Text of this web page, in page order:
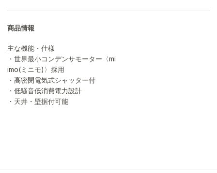
商品情報
主な機能・仕様
・世界最小コンデンサモーター〈mi
imo(ミニモ)〉採用
・高密閉電気式シャッター付
・低騒音低消費電力設計
・天井・壁据付可能